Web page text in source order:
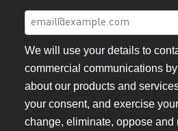
We will use your details to
commercial communications
about our products and
your consent, and exercise
change, eliminate, oppose and